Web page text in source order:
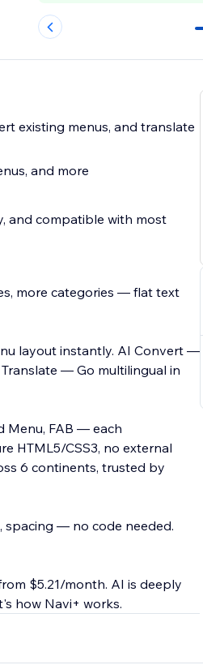
0
existing menus, and translate
and more
and compatible with most
more categories — flat text
layout instantly. AI Convert —
— Go multilingual in
Menu, FAB — each
HTML5/CSS3, no external
6 continents, trusted by
spacing — no code needed.
$5.21/month. AI is deeply
how Navi+ works.